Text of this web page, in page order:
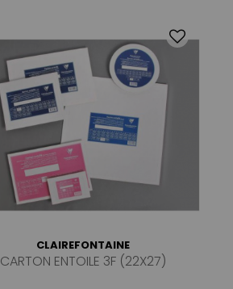
CLAIREFONTAINE
CARTON ENTOILE 3F (22X27)